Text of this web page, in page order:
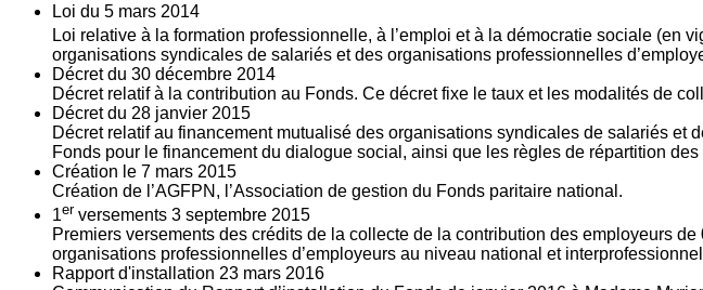
Loi du 5 mars 2014
Loi relative à la formation professionnelle, à l’emploi et à la démocratie sociale (en
organisations syndicales de salariés et des organisations professionnelles
Décret du 30 décembre 2014
Décret relatif à la contribution au Fonds. Ce décret fixe le taux et les modalités de
Décret du 28 janvier 2015
Décret relatif au financement mutualisé des organisations syndicales de salariés et
Fonds pour le financement du dialogue social, ainsi que les règles de répartition des
Création le 7 mars 2015
Création de l’AGFPN, l’Association de gestion du Fonds paritaire national.
1er versements 3 septembre 2015
Premiers versements des crédits de la collecte de la contribution des employeurs
organisations professionnelles d’employeurs au niveau national et
Rapport d'installation 23 mars 2016